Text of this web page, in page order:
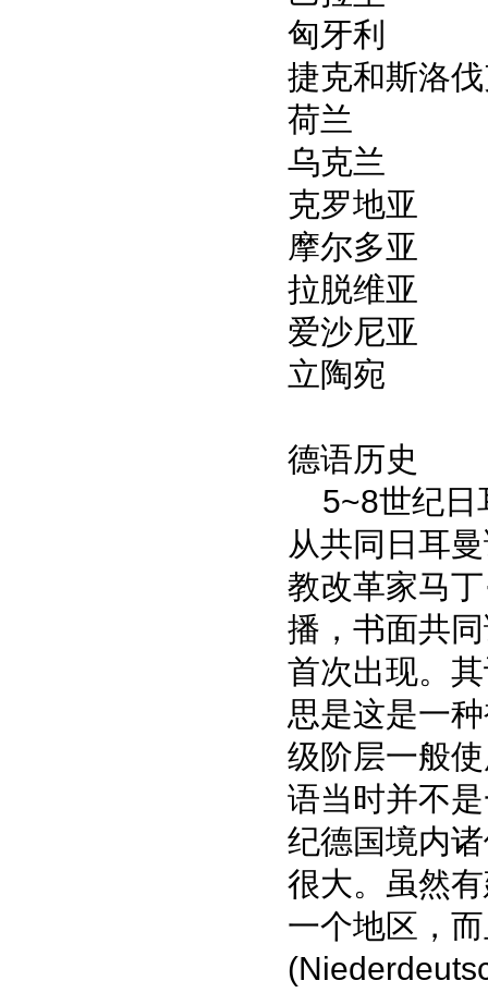
匈牙利
捷克和斯洛
荷兰
乌克兰
克罗地亚
摩尔多亚
拉脱维亚
爱沙尼亚
立陶宛
德语历史
5~8世纪日
从共同日耳
教改革家马
播，书面共
首次出现。
思是这是一
级阶层一般
语当时并不
纪德国境内
很大。虽然
一个地区，